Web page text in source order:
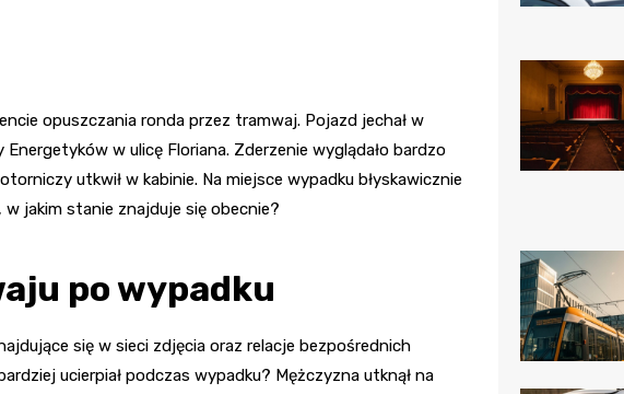
opuszczania ronda przez tramwaj. Pojazd jechał w
w ulicę Floriana. Zderzenie wyglądało bardzo
utkwił w kabinie. Na miejsce wypadku błyskawicznie
jakim stanie znajduje się obecnie?
po wypadku
się w sieci zdjęcia oraz relacje bezpośrednich
ucierpiał podczas wypadku? Mężczyzna utknął na